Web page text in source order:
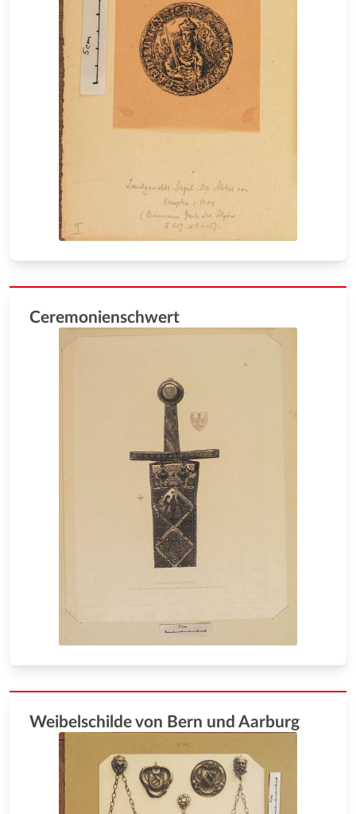
Ceremonienschwert
Weibelschilde von Bern und Aarburg